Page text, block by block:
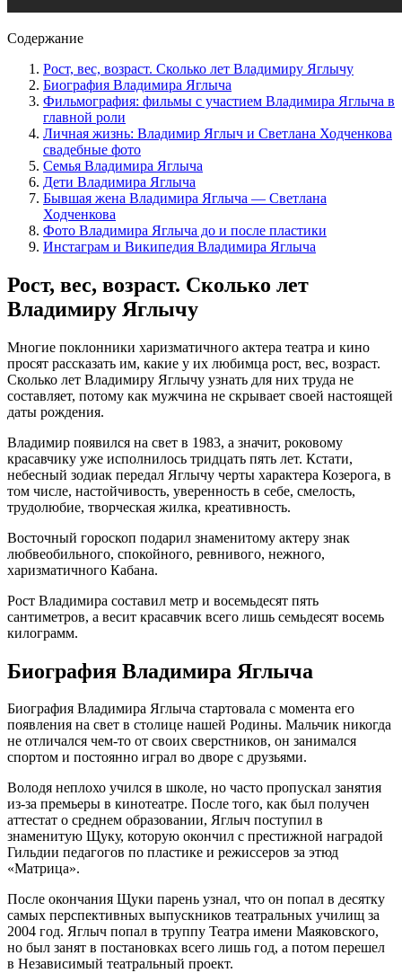
Содержание
Рост, вес, возраст. Сколько лет Владимиру Яглычу
Биография Владимира Яглыча
Фильмография: фильмы с участием Владимира Яглыча в
главной роли
Личная жизнь: Владимир Яглыч и Светлана Ходченкова
свадебные фото
Семья Владимира Яглыча
Дети Владимира Яглыча
Бывшая жена Владимира Яглыча — Светлана
Ходченкова
Фото Владимира Яглыча до и после пластики
Инстаграм и Википедия Владимира Яглыча
Рост, вес, возраст. Сколько лет
Владимиру Яглычу
Многие поклонники харизматичного актера театра и кино
просят рассказать им, какие у их любимца рост, вес, возраст.
Сколько лет Владимиру Яглычу узнать для них труда не
составляет, потому как мужчина не скрывает своей настоящей
даты рождения.
Владимир появился на свет в 1983, а значит, роковому
красавчику уже исполнилось тридцать пять лет. Кстати,
небесный зодиак передал Яглычу черты характера Козерога, в
том числе, настойчивость, уверенность в себе, смелость,
трудолюбие, творческая жилка, креативность.
Восточный гороскоп подарил знаменитому актеру знак
любвеобильного, спокойного, ревнивого, нежного,
харизматичного Кабана.
Рост Владимира составил метр и восемьдесят пять
сантиметров, а весит красавчик всего лишь семьдесят восемь
килограмм.
Биография Владимира Яглыча
Биография Владимира Яглыча стартовала с момента его
появления на свет в столице нашей Родины. Мальчик никогда
не отличался чем-то от своих сверстников, он занимался
спортом и постоянно играл во дворе с друзьями.
Володя неплохо учился в школе, но часто пропускал занятия
из-за премьеры в кинотеатре. После того, как был получен
аттестат о среднем образовании, Яглыч поступил в
знаменитую Щуку, которую окончил с престижной наградой
Гильдии педагогов по пластике и режиссеров за этюд
«Матрица».
После окончания Щуки парень узнал, что он попал в десятку
самых перспективных выпускников театральных училищ за
2004 год. Яглыч попал в труппу Театра имени Маяковского,
но был занят в постановках всего лишь год, а потом перешел
в Независимый театральный проект.